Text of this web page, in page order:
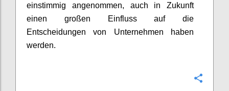
einstimmig angenommen, auch in Zukunft
einen großen Einfluss auf die
Entscheidungen von Unternehmen haben
werden.